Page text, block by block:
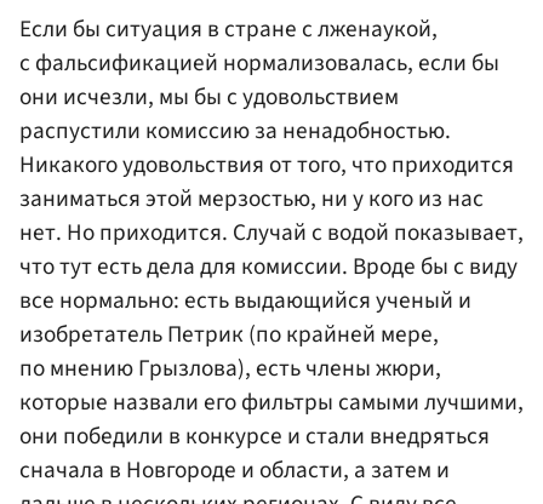
Если бы ситуация в стране с лженаукой,
с фальсификацией нормализовалась, если бы
они исчезли, мы бы с удовольствием
распустили комиссию за ненадобностью.
Никакого удовольствия от того, что приходится
заниматься этой мерзостью, ни у кого из нас
нет. Но приходится. Случай с водой показывает,
что тут есть дела для комиссии. Вроде бы с виду
все нормально: есть выдающийся ученый и
изобретатель Петрик (по крайней мере,
по мнению Грызлова), есть члены жюри,
которые назвали его фильтры самыми лучшими,
они победили в конкурсе и стали внедряться
сначала в Новгороде и области, а затем и